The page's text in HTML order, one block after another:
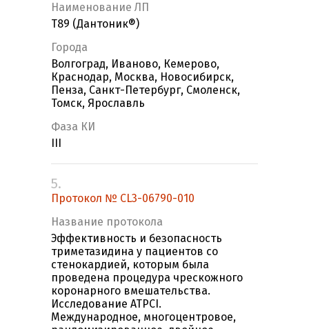
Наименование ЛП
T89 (Дантоник®)
Города
Волгоград, Иваново, Кемерово,
Краснодар, Москва, Новосибирск,
Пенза, Санкт-Петербург, Смоленск,
Томск, Ярославль
Фаза КИ
5.
Протокол № CL3-06790-010
Название протокола
Эффективность и безопасность
триметазидина у пациентов со
стенокардией, которым была
проведена процедура чрескожного
коронарного вмешательства.
Исследование ATPCI.
Международное, многоцентровое,